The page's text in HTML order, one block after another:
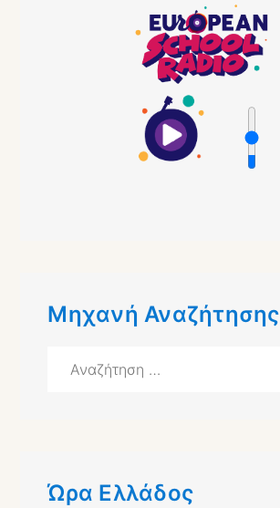
Μηχανή Αναζήτησης
Ώρα Ελλάδος